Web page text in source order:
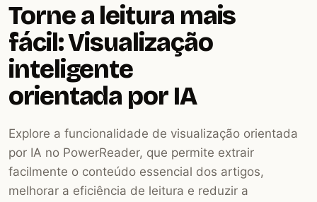
Torne a leitura mais
fácil: Visualização
inteligente
orientada por IA
Explore a funcionalidade de visualização orientada
por IA no PowerReader, que permite extrair
facilmente o conteúdo essencial dos artigos,
melhorar a eficiência de leitura e reduzir a